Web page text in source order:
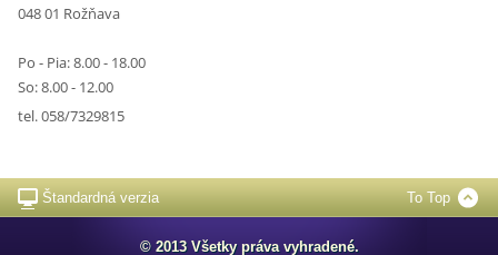
048 01 Rožňava
Po - Pia: 8.00 - 18.00
So: 8.00 - 12.00
tel. 058/7329815
Štandardná verzia To Top
© 2013 Všetky práva vyhradené.